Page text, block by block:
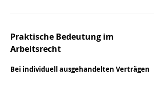
Praktische Bedeutung im
Arbeitsrecht
Bei individuell ausgehandelten Verträgen